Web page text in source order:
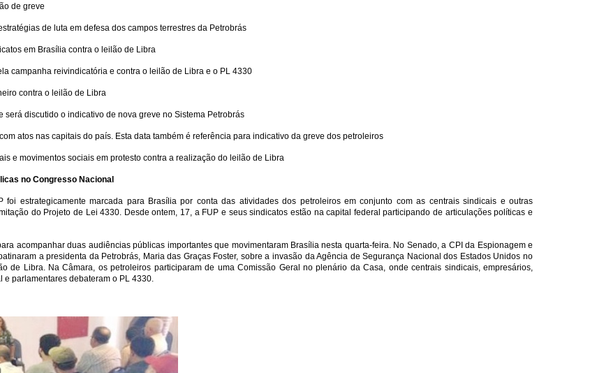
de greve
de luta em defesa dos campos terrestres da Petrobrás
em Brasília contra o leilão de Libra
reivindicatória e contra o leilão de Libra e o PL 4330
contra o leilão de Libra
discutido o indicativo de nova greve no Sistema Petrobrás
atos nas capitais do país. Esta data também é referência para indicativo da greve dos petroleiros
movimentos sociais em protesto contra a realização do leilão de Libra
no Congresso Nacional
estrategicamente marcada para Brasília por conta das atividades dos petroleiros em conjunto com as centrais sindicais e outras
do Projeto de Lei 4330. Desde ontem, 17, a FUP e seus sindicatos estão na capital federal participando de articulações políticas e
acompanhar duas audiências públicas importantes que movimentaram Brasília nesta quarta-feira. No Senado, a CPI da Espionagem e
a presidenta da Petrobrás, Maria das Graças Foster, sobre a invasão da Agência de Segurança Nacional dos Estados Unidos no
de Libra. Na Câmara, os petroleiros participaram de uma Comissão Geral no plenário da Casa, onde centrais sindicais, empresários,
parlamentares debateram o PL 4330.